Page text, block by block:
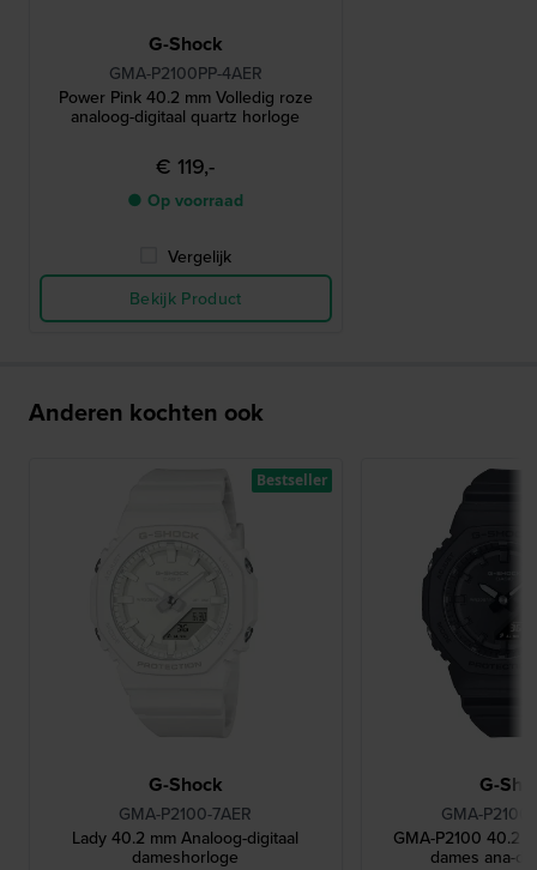
G-Shock
GMA-P2100PP-4AER
Power Pink 40.2 mm Volledig roze
analoog-digitaal quartz horloge
€ 119,-
● Op voorraad
Vergelijk
Bekijk Product
Anderen kochten ook
G-Shock
GMA-P2100-7AER
Lady 40.2 mm Analoog-digitaal
dameshorloge
Bestseller
G-
GMA-
GMA-P2100 40.2
dames ana-